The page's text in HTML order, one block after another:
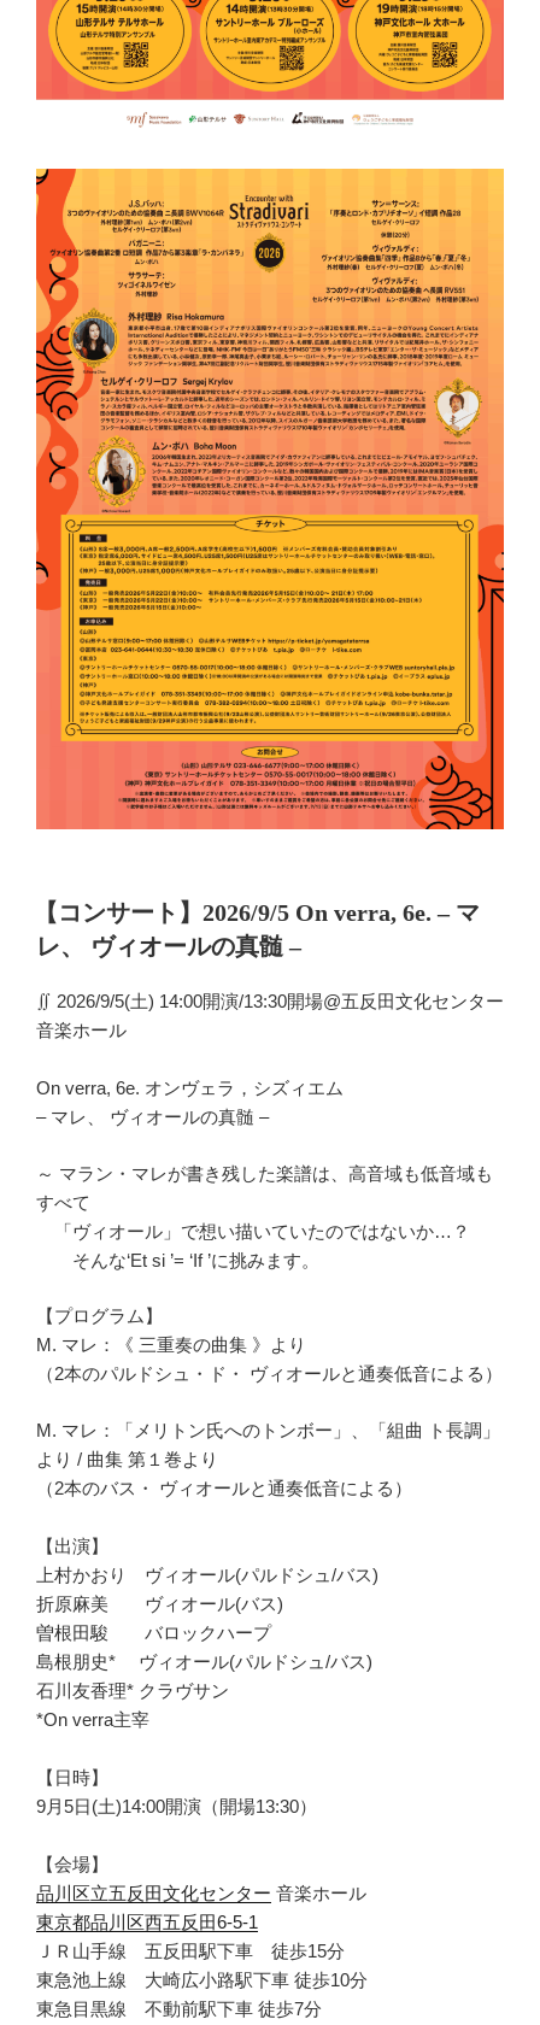
日:
【コンサート】2026/9/5 On verra, 6e. – マ
レ、 ヴィオールの真髄 –
∬ 2026/9/5(土) 14:00開演/13:30開場@五反田文化センター
音楽ホール
On verra, 6e. オンヴェラ，シズィエム
– マレ、 ヴィオールの真髄 –
～ マラン・マレが書き残した楽譜は、高音域も低音域も
すべて
「ヴィオール」で想い描いていたのではないか…？
そんな‘Et si ’= ‘If ’に挑みます。
【プログラム】
M. マレ：《 三重奏の曲集 》より
（2本のパルドシュ・ド・ ヴィオールと通奏低音による）
M. マレ：「メリトン氏へのトンボー」、「組曲 ト長調」
より / 曲集 第１巻より
（2本のバス・ ヴィオールと通奏低音による）
【出演】
上村かおり ヴィオール(パルドシュ/バス)
折原麻美 ヴィオール(バス)
曽根田駿 バロックハープ
島根朋史* ヴィオール(パルドシュ/バス)
石川友香理* クラヴサン
*On verra主宰
【日時】
9月5日(土)14:00開演（開場13:30）
【会場】
品川区立五反田文化センター 音楽ホール
東京都品川区西五反田6-5-1
ＪＲ山手線 五反田駅下車 徒歩15分
東急池上線 大崎広小路駅下車 徒歩10分
東急目黒線 不動前駅下車 徒歩7分